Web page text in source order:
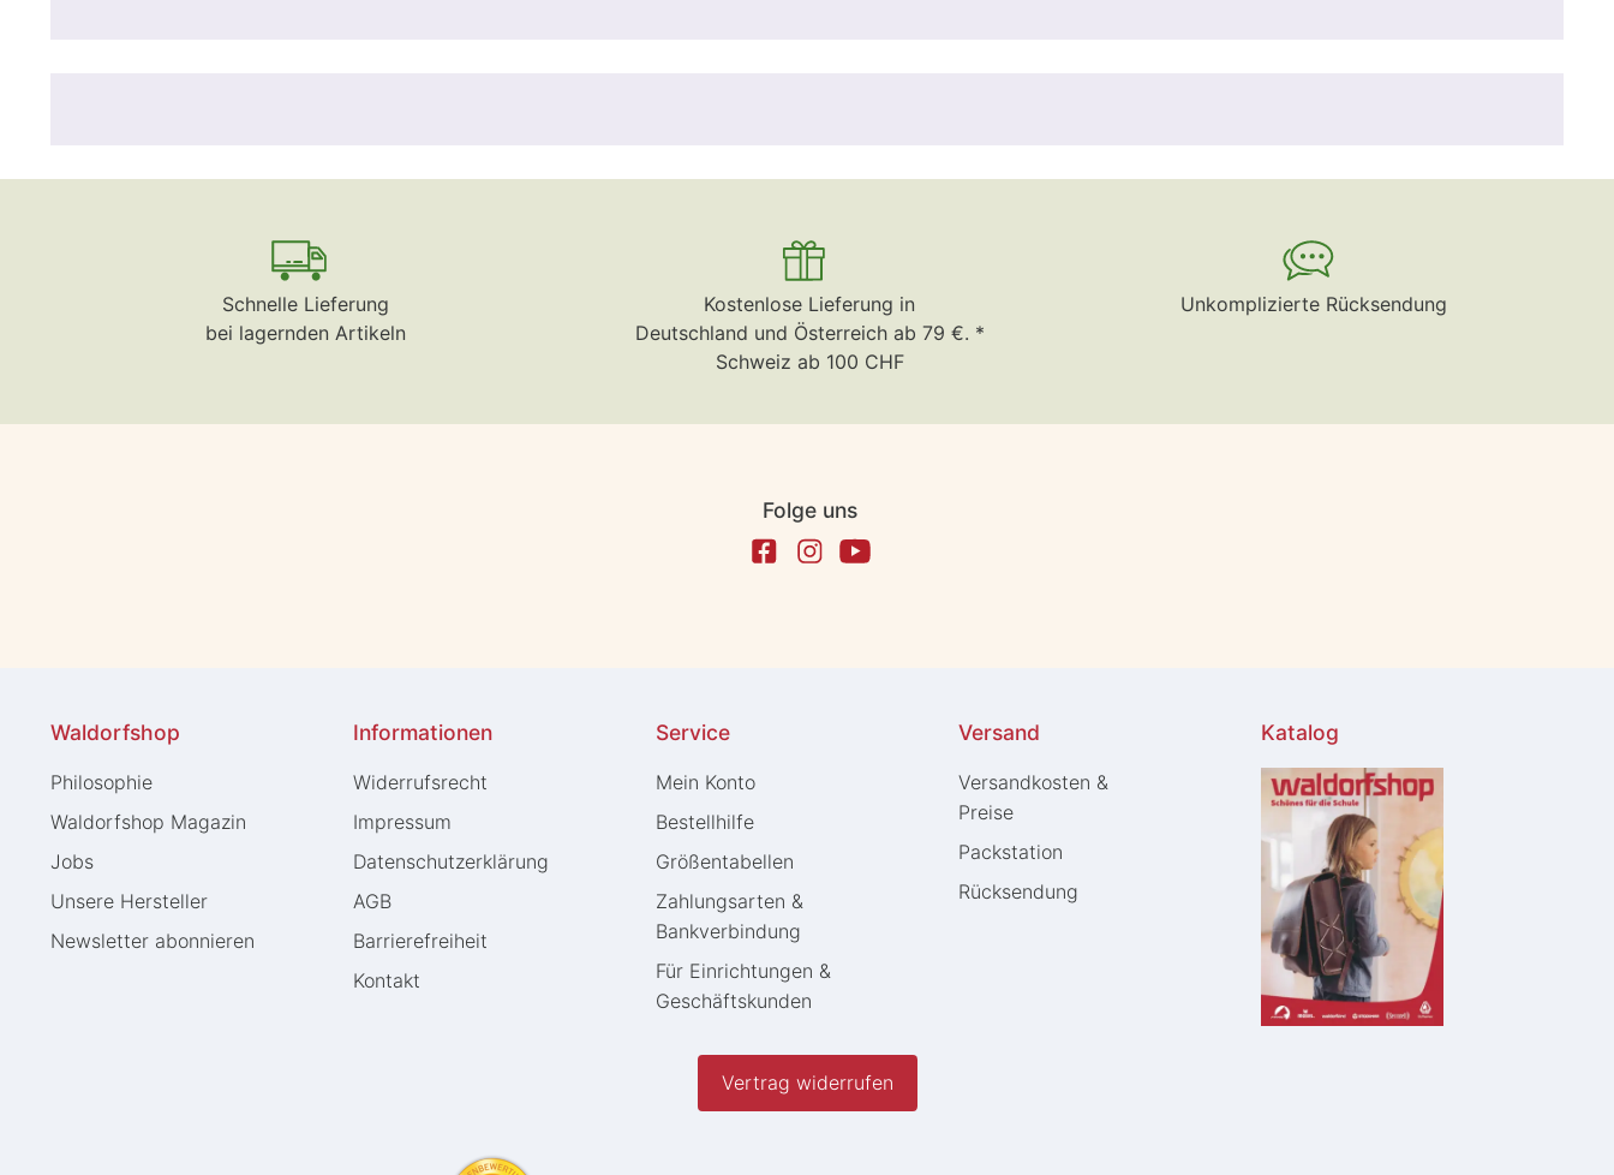
Schnelle Lieferung
bei lagernden Artikeln
Kostenlose Lieferung in
Deutschland und Österreich ab 79 €. *
Schweiz ab 100 CHF
Unkomplizierte Rücksendung
Folge uns
Waldorfshop
Philosophie
Waldorfshop Magazin
Jobs
Unsere Hersteller
Newsletter abonnieren
Informationen
Widerrufs­recht
Impressum
Daten­schutz­erklärung
AGB
Barrierefreiheit
Kontakt
Service
Mein Konto
Bestellhilfe
Größentabellen
Zahlungsarten &
Bankverbindung
Für Einrichtungen &
Geschäftskunden
Versand
Versandkosten &
Preise
Packstation
Rücksendung
Katalog
Vertrag widerrufen